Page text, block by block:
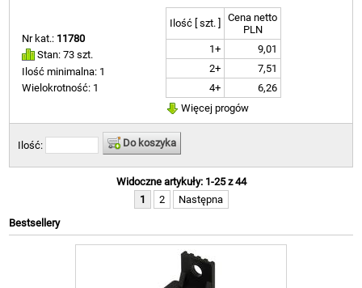
Nr kat.: 11780
Stan: 73 szt.
Ilość minimalna: 1
Wielokrotność: 1
Ilość [ szt. ]
Cena netto
PLN
1+
9,01
2+
7,51
4+
6,26
Więcej progów
Ilość: Do koszyka
Widoczne artykuły: 1-25 z 44
1
2
Następna
Bestsellery